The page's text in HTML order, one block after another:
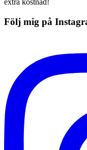
extra kostnad!
Följ mig på